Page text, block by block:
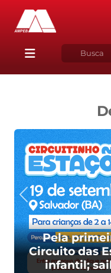
Pela
Circuito das
infantil;